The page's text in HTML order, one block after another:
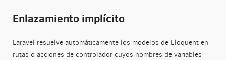
Enlazamiento implícito
Laravel resuelve automáticamente los modelos de Eloquent en
rutas o acciones de controlador cuyos nombres de variables